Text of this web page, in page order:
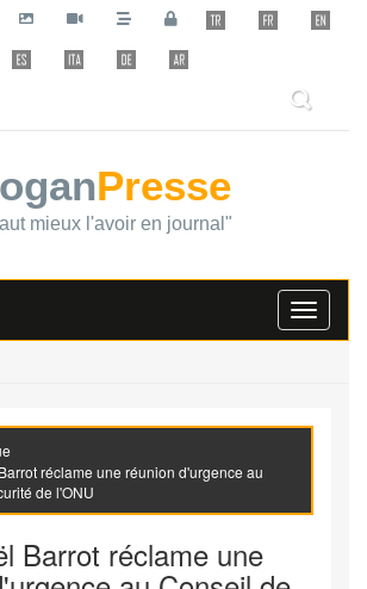
Presse
mieux l'avoir en journal"
Toggle
réclame une réunion d'urgence au
de l'ONU
Barrot réclame une